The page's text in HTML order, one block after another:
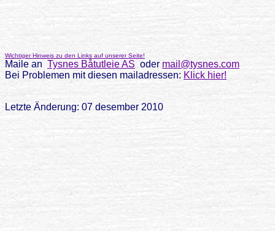
Wichtiger Hinweis zu den Links auf unserer Seite!
Maile an Tysnes Båtutleie AS oder mail@tysnes.com
Bei Problemen mit diesen mailadressen: Klick hier!
Letzte Änderung: 07 desember 2010